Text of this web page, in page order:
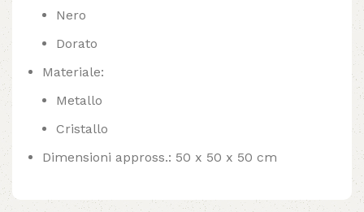
Nero
Dorato
Materiale:
Metallo
Cristallo
Dimensioni appross.: 50 x 50 x 50 cm